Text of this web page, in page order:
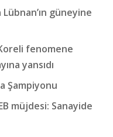
güneyine
fenomene
yansıdı
Şampiyonu
müjdesi: Sanayide